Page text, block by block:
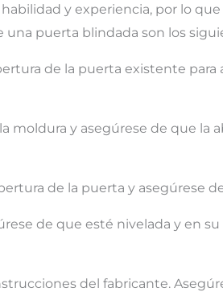
y experiencia, por lo
una puerta blindada son los
de la puerta existente
moldura y asegúrese de que la
de la puerta y asegúrese
de que esté nivelada y en
del fabricante.